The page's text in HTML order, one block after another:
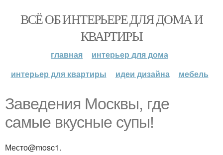
ВСЁ ОБ ИНТЕРЬЕРЕ ДЛЯ ДОМА И
КВАРТИРЫ
главная
интерьер для дома
интерьер для квартиры
идеи дизайна мебель
Заведения Москвы, где
самые вкусные супы!
Место@mosc1.